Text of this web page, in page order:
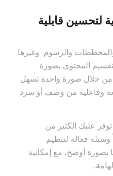
لتحسين قابلية
والرسوم وغيرها
المحتوى بصورة
من خلال صورة واحدة تسهل
وفاعلية من وصف أو سرد
عليك الكثير من
وسيلة فعالة لتنظيم
بصورة أوضح، مع إمكانية